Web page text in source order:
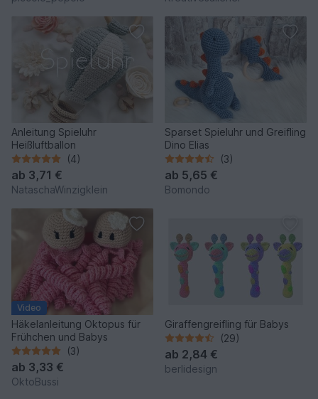
Anleitung Spieluhr
Heißluftballon
(4)
ab 3,71 €
NataschaWinzigklein
Sparset Spieluhr und Greifling
Dino Elias
(3)
ab 5,65 €
Bomondo
Video
Häkelanleitung Oktopus für
Frühchen und Babys
(3)
ab 3,33 €
OktoBussi
Giraffengreifling für Babys
(29)
ab 2,84 €
berlidesign